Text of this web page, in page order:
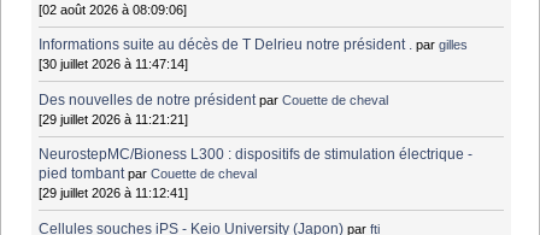
[02 août 2026 à 08:09:06]
Informations suite au décès de T Delrieu notre président . pargilles
[30 juillet 2026 à 11:47:14]
Des nouvelles de notre président parCouette de cheval
[29 juillet 2026 à 11:21:21]
NeurostepMC/Bioness L300 : dispositifs de stimulation électrique -
pied tombant parCouette de cheval
[29 juillet 2026 à 11:12:41]
Cellules souches iPS - Keio University (Japon) parfti